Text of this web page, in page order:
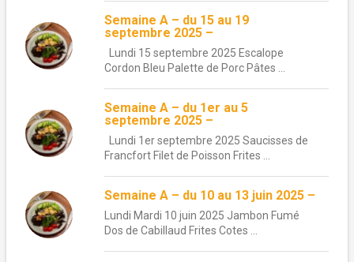
Semaine A – du 15 au 19
septembre 2025 –
Lundi 15 septembre 2025 Escalope
Cordon Bleu Palette de Porc Pâtes ...
Semaine A – du 1er au 5
septembre 2025 –
Lundi 1er septembre 2025 Saucisses de
Francfort Filet de Poisson Frites ...
Semaine A – du 10 au 13 juin 2025 –
Lundi Mardi 10 juin 2025 Jambon Fumé
Dos de Cabillaud Frites Cotes ...